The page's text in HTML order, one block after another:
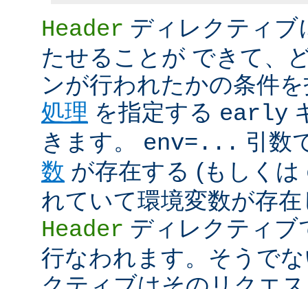
Header ディレクティブ
たせることが できて、
ンが行われたかの条件
処理 を指定する early
きます。 env=... 引数
数 が存在する (もしくは
れていて環境変数が存
Header ディレクティブ
行なわれます。そうで